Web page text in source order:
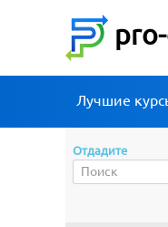
Лучшие
Отдадите